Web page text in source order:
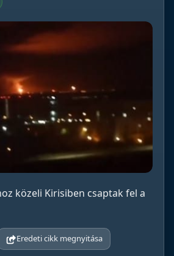
közeli Kirisiben csaptak fel a
Eredeti cikk megnyitása